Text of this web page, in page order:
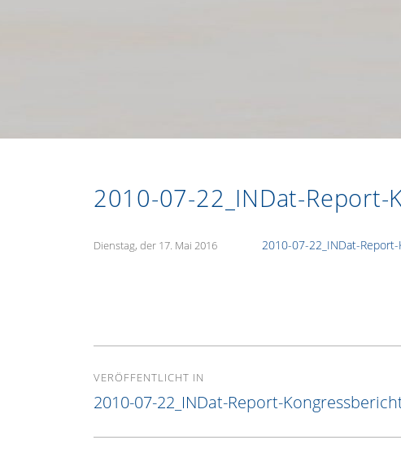
2010-07-22_INDat-Report-
2010-07-22_INDat-
Veröffentlicht
Dienstag, der 17. Mai 2016
VERÖFFENTLICHT IN
2010-07-22_INDat-Report-